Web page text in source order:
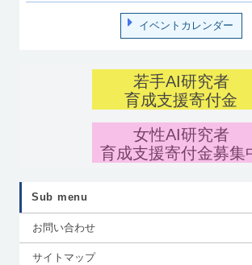
イベントカレンダー
若手AI研究者
育成支援寄付金
女性AI研究者
育成支援寄付金募集
Sub menu
お問い合わせ
サイトマップ